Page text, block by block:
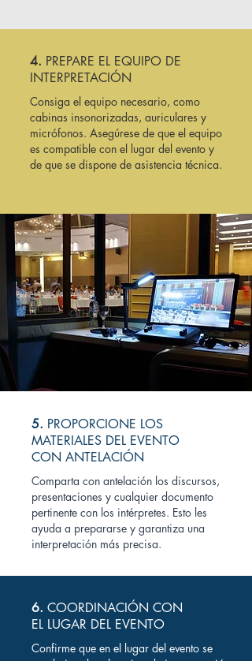
4. PREPARE EL EQUIPO DE
INTERPRETACIÓN
Consiga el equipo necesario, como
cabinas insonorizadas, auriculares y
micrófonos. Asegúrese de que el equipo
es compatible con el lugar del evento y
de que se dispone de asistencia técnica.
5. PROPORCIONE LOS
MATERIALES DEL EVENTO
CON ANTELACIÓN
Comparta con antelación los discursos,
presentaciones y cualquier documento
pertinente con los intérpretes. Esto les
ayuda a prepararse y garantiza una
interpretación más precisa.
6. COORDINACIÓN CON
EL LUGAR DEL EVENTO
Confirme que en el lugar del evento se